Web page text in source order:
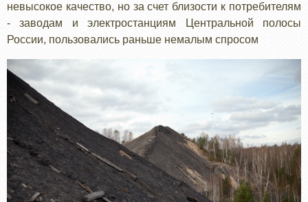
невысокое качество, но за счет близости к потребителям
- заводам и электростанциям Центральной полосы
России, пользовались раньше немалым спросом